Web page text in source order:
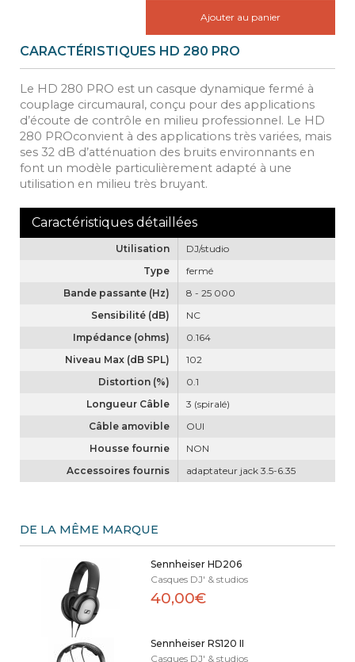
Ajouter au panier
CARACTÉRISTIQUES HD 280 PRO
Le HD 280 PRO est un casque dynamique fermé à
couplage circumaural, conçu pour des applications
d’écoute de contrôle en milieu professionnel. Le HD
280 PROconvient à des applications très variées, mais
ses 32 dB d’atténuation des bruits environnants en
font un modèle particulièrement adapté à une
utilisation en milieu très bruyant.
Utilisation
DJ/studio
Type
fermé
Bande passante (Hz)
8 - 25 000
Sensibilité (dB)
NC
Impédance (ohms)
0.164
Niveau Max (dB SPL)
102
Distortion (%)
0.1
Longueur Câble
3 (spiralé)
Câble amovible
OUI
Housse fournie
NON
Accessoires fournis
adaptateur jack 3.5-6.35
DE LA MÊME MARQUE
Sennheiser HD206
Casques DJ' & studios
40,00€
Sennheiser RS120 II
Casques DJ' & studios